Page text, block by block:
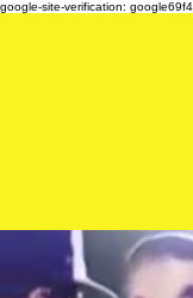
google-site-verification: